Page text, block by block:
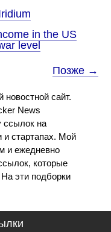
in the US
level
Позже →
сайт.
News
ссылок на
и стартапах. Мой
и ежедневно
которые
эти подборки